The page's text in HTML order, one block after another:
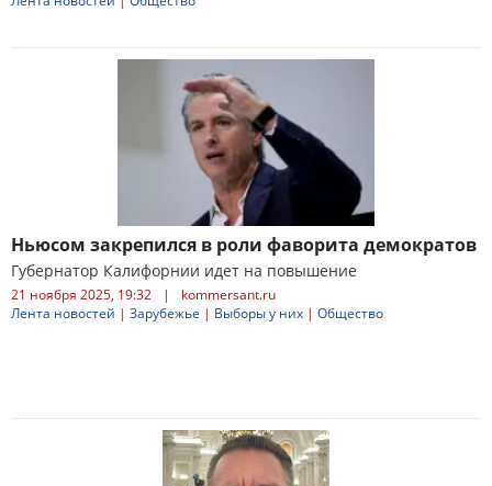
Ньюсом закрепился в роли фаворита демократов
Губернатор Калифорнии идет на повышение
21 ноября 2025, 19:32 |
kommersant.ru
Лента новостей | Зарубежье | Выборы у них | Общество